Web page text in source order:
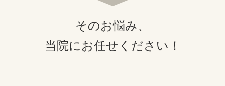
そのお悩み、
当院にお任せください！